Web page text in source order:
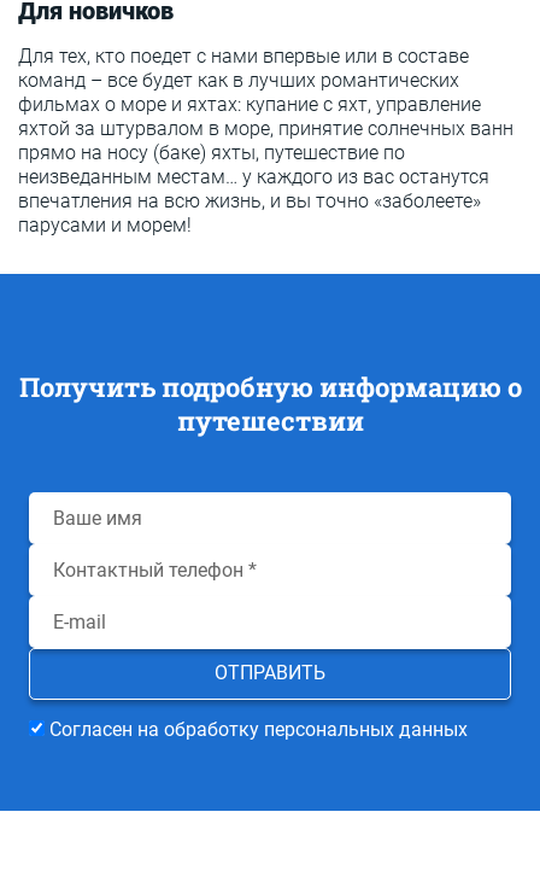
Для новичков
Для тех, кто поедет с нами впервые или в составе
команд – все будет как в лучших романтических
фильмах о море и яхтах: купание с яхт, управление
яхтой за штурвалом в море, принятие солнечных ванн
прямо на носу (баке) яхты, путешествие по
неизведанным местам… у каждого из вас останутся
впечатления на всю жизнь, и вы точно «заболеете»
парусами и морем!
Получить подробную информацию о
путешествии
Согласен на обработку персональных данных